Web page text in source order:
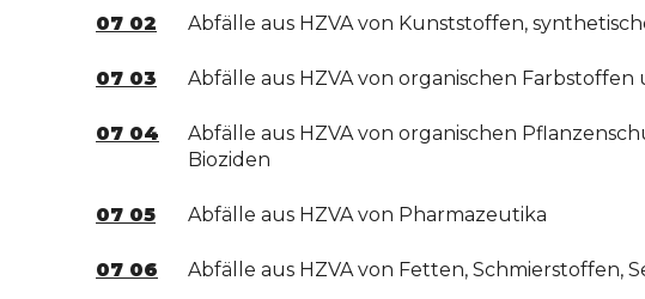
07 02 Abfälle aus HZVA von Kunststoffen,
07 03 Abfälle aus HZVA von organischen Farbstoffen
07 04
Abfälle aus HZVA von organischen
Bioziden
07 05 Abfälle aus HZVA von Pharmazeutika
07 06 Abfälle aus HZVA von Fetten,